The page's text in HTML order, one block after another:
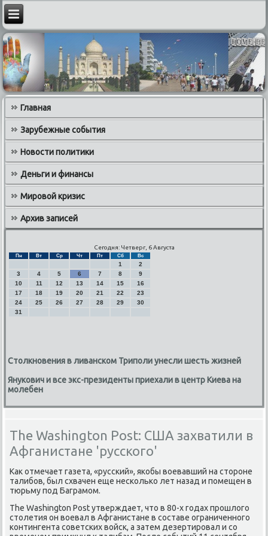
Главная
Зарубежные события
Новости политики
Деньги и финансы
Мировой кризис
Архив записей
Сегодня: Четверг, 6 Августа
Пн Вт Ср Чт Пт Сб Вс
1
2
3
4 5 6 7 8
9
10
11 12 13 14 15
16
17
18 19 20 21 22
23
24
25 26 27 28 29
30
31
Столкновения в ливанском Триполи унесли шесть жизней
Янукович и все экс-президенты приехали в центр Киева на
молебен
The Washington Post: США захватили в
Афганистане 'русского'
Как отмечает газета, «русский», якобы воевавший на стороне
талибов, был схвачен еще несколько лет назад и помещен в
тюрьму под Баграмом.
The Washington Post утверждает, что в 80-х годах прошлого
столетия он воевал в Афганистане в составе ограниченного
контингента советских войск, а затем дезертировал и со